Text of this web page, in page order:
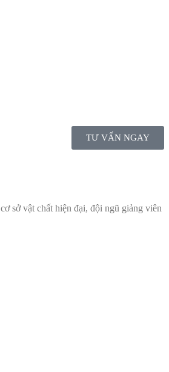
TƯ VẤN NGAY
sở vật chất hiện đại, đội ngũ giảng viên